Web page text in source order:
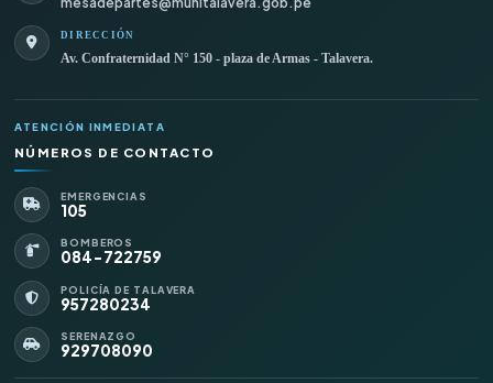
DIRECCIÓN
Av. Confraternidad N° 150 - plaza de Armas - Talavera.
ATENCIÓN INMEDIATA
NÚMEROS DE CONTACTO
EMERGENCIAS
105
BOMBEROS
084-722759
POLICÍA DE TALAVERA
957280234
SERENAZGO
929708090